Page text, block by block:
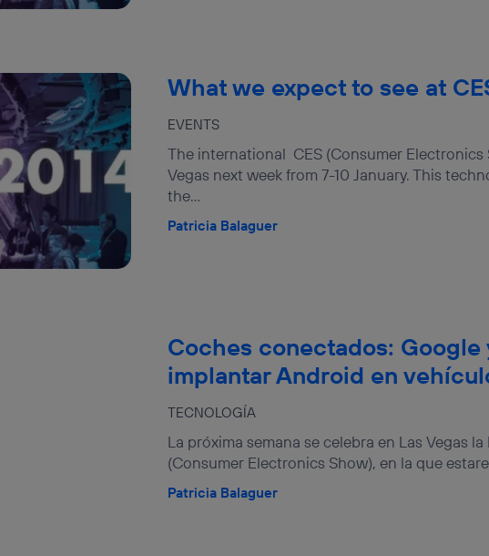
EVENTS
What we expect to see at
The international CES (Consumer Electronics
Vegas next week from 7-10 January. This
the...
Patricia Balaguer
TECNOLOGÍA
Coches conectados: Google
implantar Android en
La próxima semana se celebra en Las Vegas
(Consumer Electronics Show), en la que
Patricia Balaguer